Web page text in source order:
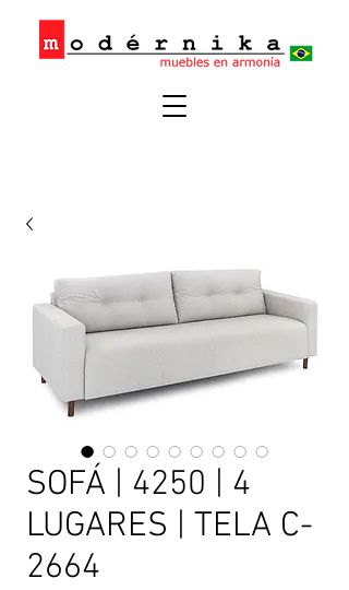
SOFÁ | 4250 | 4
LUGARES | TELA C-
2664